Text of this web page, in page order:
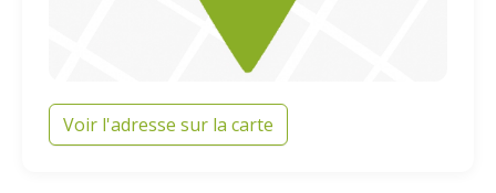
Voir l'adresse sur la carte